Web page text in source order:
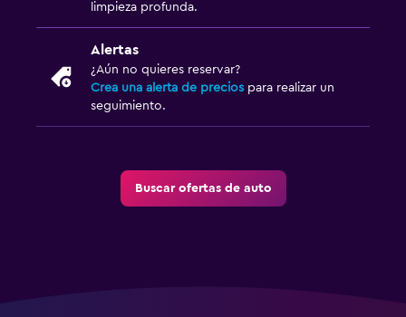
limpieza profunda.
Alertas
¿Aún no quieres reservar?
Crea una alerta de precios para realizar un
seguimiento.
Buscar ofertas de auto